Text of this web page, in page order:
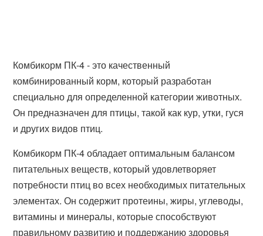
Комбикорм ПК-4 - это качественный
комбинированный корм, который разработан
специально для определенной категории животных.
Он предназначен для птицы, такой как кур, утки, гуся
и других видов птиц.
Комбикорм ПК-4 обладает оптимальным балансом
питательных веществ, который удовлетворяет
потребности птиц во всех необходимых питательных
элементах. Он содержит протеины, жиры, углеводы,
витамины и минералы, которые способствуют
правильному развитию и поддержанию здоровья